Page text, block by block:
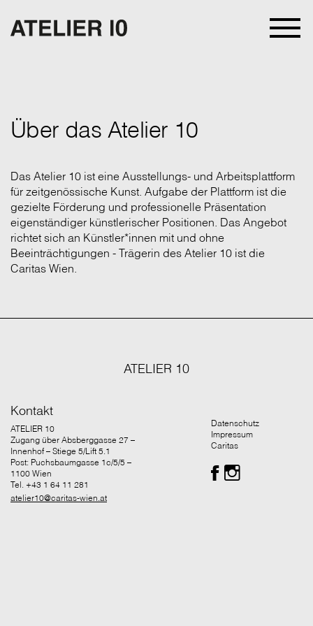
Über das Atelier 10
Das Atelier 10 ist eine Ausstellungs- und Arbeitsplattform
für zeitgenössische Kunst. Aufgabe der Plattform ist die
gezielte Förderung und professionelle Präsentation
eigenständiger künstlerischer Positionen. Das Angebot
richtet sich an Künstler*innen mit und ohne
Beeinträchtigungen - Trägerin des Atelier 10 ist die
Caritas Wien.
ATELIER 10
Kontakt
ATELIER 10
Zugang über Absberggasse 27 –
Innenhof – Stiege 5/Lift 5.1
Post: Puchsbaumgasse 1c/5/5 –
1100 Wien
Tel. +43 1 64 11 281
atelier10@caritas-wien.at
Datenschutz
Impressum
Caritas